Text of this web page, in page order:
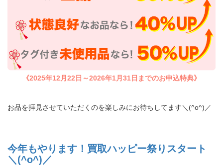
《2025年12月22日～2026年1月31日までのお申込特典》
お品を拝見させていただくのを楽しみにお待ちしてます＼(^o^)／
今年もやります！買取ハッピー祭りスタート
＼(^o^)／